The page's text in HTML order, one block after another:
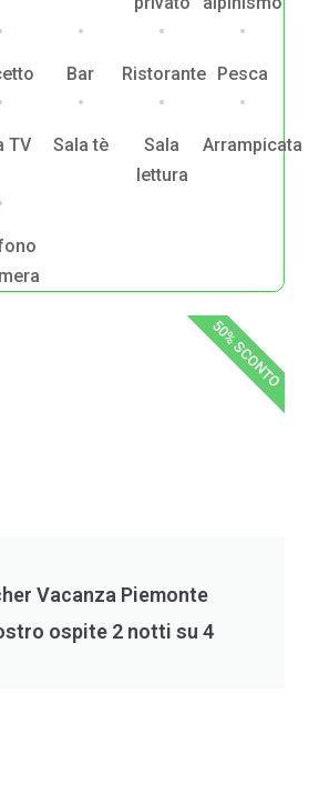
Bar Ristorante Pesca
TV Sala tè
Sala
lettura
Arrampicata
Vacanza Piemonte
ospite 2 notti su 4
50% SCONTO